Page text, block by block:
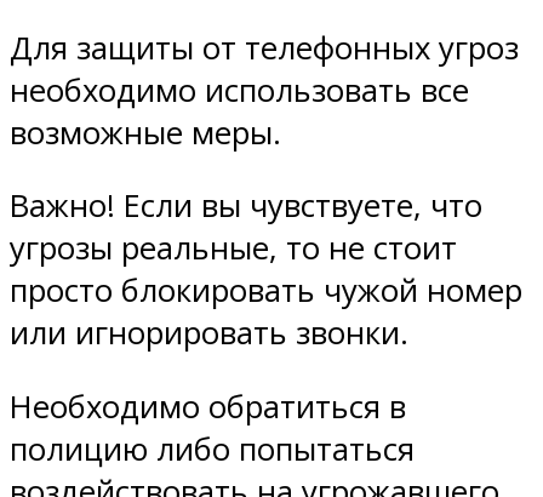
Для защиты от телефонных угроз
необходимо использовать все
возможные меры.
Важно! Если вы чувствуете, что
угрозы реальные, то не стоит
просто блокировать чужой номер
или игнорировать звонки.
Необходимо обратиться в
полицию либо попытаться